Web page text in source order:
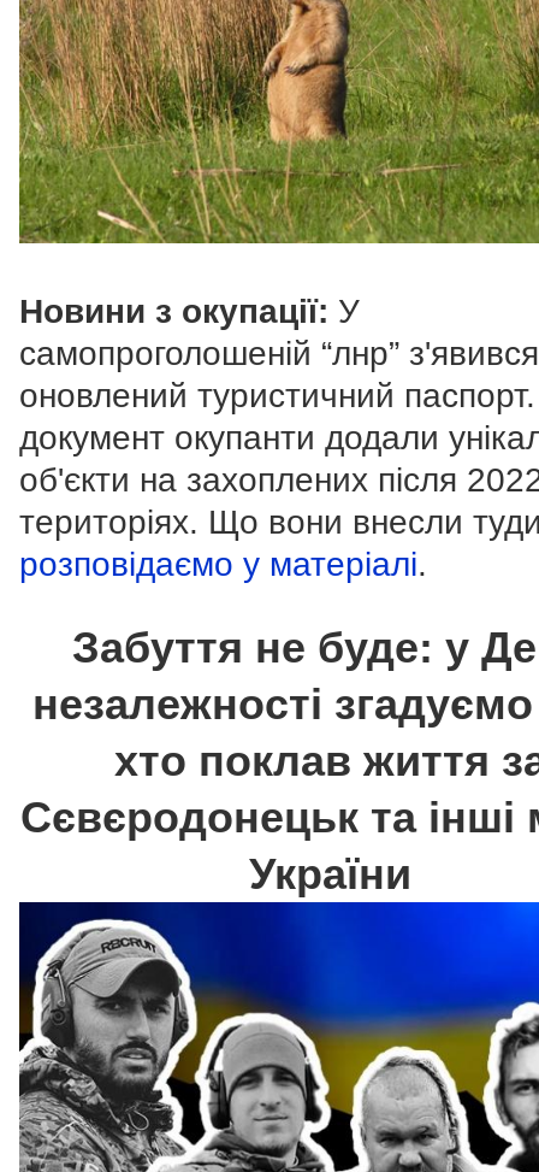
Новини з окупації: У
самопроголошеній “лнр” з'явився
оновлений туристичний
документ окупанти додали
об'єкти на захоплених після
територіях. Що вони внесли
розповідаємо у матеріалі.
Забуття не буде: у
незалежності
хто поклав життя
Сєвєродонецьк та інші
України